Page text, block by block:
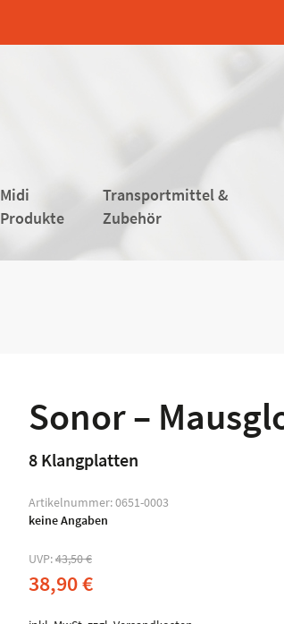
Midi
Produkte
Transportmittel &
Zubehör
Sonor –
8 Klangplatten
Artikelnummer:0651-0003
keine Angaben
UVP:43,50€
38,90€